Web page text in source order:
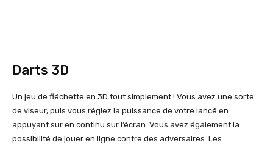
Darts 3D
Un jeu de fléchette en 3D tout simplement ! Vous avez une sorte
de viseur, puis vous réglez la puissance de votre lancé en
appuyant sur en continu sur l’écran. Vous avez également la
possibilité de jouer en ligne contre des adversaires. Les